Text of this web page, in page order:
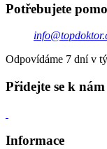
Potřebujete
Odpovídáme 7 dní v
Přidejte se k nám
Informace